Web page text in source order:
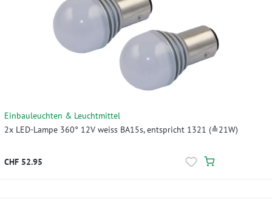
Einbauleuchten & Leuchtmittel
2x LED-Lampe 360° 12V weiss BA15s, entspricht 1321 (≙21W)
CHF 52.95